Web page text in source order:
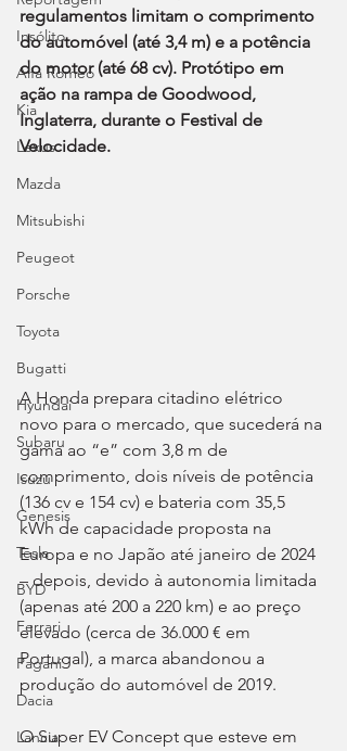
Insólito
Alfa Romeo
Kia
Lexus
Mazda
Mitsubishi
Peugeot
Porsche
Toyota
Bugatti
Hyundai
Subaru
Isuzu
Genesis
Tesla
BYD
Ferrari
Pagani
Dacia
Lancia
regulamentos limitam o comprimento
do automóvel (até 3,4 m) e a potência
do motor (até 68 cv). Protótipo em
ação na rampa de Goodwood,
Inglaterra, durante o Festival de
Velocidade.
A Honda prepara citadino elétrico
novo para o mercado, que sucederá na
gama ao “e” com 3,8 m de
comprimento, dois níveis de potência
(136 cv e 154 cv) e bateria com 35,5
kWh de capacidade proposta na
Europa e no Japão até janeiro de 2024
– depois, devido à autonomia limitada
(apenas até 200 a 220 km) e ao preço
elevado (cerca de 36.000 € em
Portugal), a marca abandonou a
produção do automóvel de 2019.
O Super EV Concept que esteve em